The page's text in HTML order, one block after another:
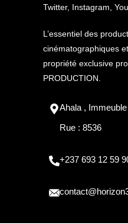
Twitter, Instagram,
L’essentiel des
cinématographiques
propriété exclusive
PRODUCTION.
Ahala ,
Rue : 8536
+237 693 12 59